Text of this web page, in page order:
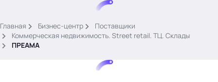
Главная Бизнес-центр
Поставщики
Коммерческая недвижимость. Street retail. ТЦ. Склады
ПРЕАМА